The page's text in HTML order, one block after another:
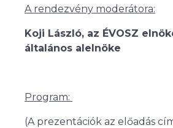
A rendezvény moderátora:
Koji László, az ÉVOSZ
általános alelnöke
Program:
(A prezentációk az előadás